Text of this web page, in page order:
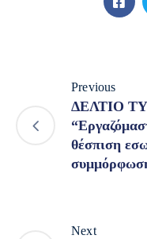
Previous
ΔΕΛΤΙΟ
θέσπιση
Next